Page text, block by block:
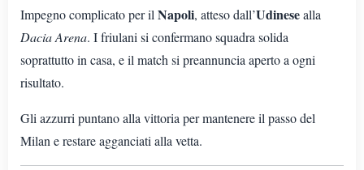
Impegno complicato per il Napoli, atteso dall’Udinesealla
Dacia Arena. I friulani si confermano squadra solida
soprattutto in casa, e il match si preannuncia aperto a ogni
risultato.
Gli azzurri puntano alla vittoria per mantenere il passo del
Milan e restare agganciati alla vetta.